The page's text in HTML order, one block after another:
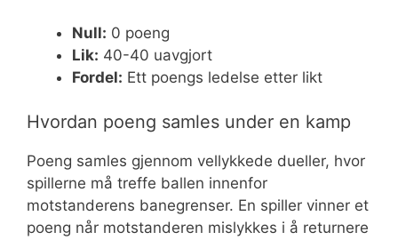
Null: 0 poeng
Lik: 40-40 uavgjort
Fordel: Ett poengs ledelse etter likt
Hvordan poeng samles under en kamp
Poeng samles gjennom vellykkede dueller, hvor
spillerne må treffe ballen innenfor
motstanderens banegrenser. En spiller vinner et
poeng når motstanderen mislykkes i å returnere